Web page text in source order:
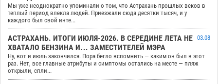
Мы уже неоднократно упоминали о том, что Астрахань прошлых веков в
теплый период влекла людей. Приезжали сюда десятки тысяч, и у
каждого был свой инте...
АСТРАХАНЬ. ИТОГИ ИЮЛЯ-2026. В СЕРЕДИНЕ ЛЕТА НЕ
ХВАТАЛО БЕНЗИНА И… ЗАМЕСТИТЕЛЕЙ МЭРА
03.08
Ну, вот и июль закончился. Пора бегло вспомнить — каким он был в этот
раз. Нет, все главные атрибуты и симптомы остались на месте — пляж
открыли, спли...